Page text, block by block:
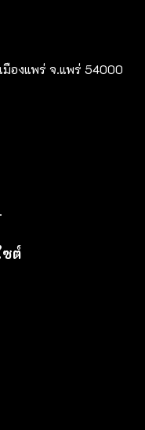
มืองแพร่ จ.แพร่ 54000
ซต์